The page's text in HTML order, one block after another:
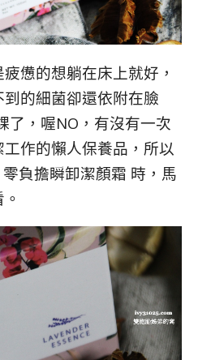
憊的想躺在床上就好，
的細菌卻還依附在臉
了，喔NO，有沒有一次
作的懶人保養品，所以
負擔瞬卸潔顏霜 時，馬